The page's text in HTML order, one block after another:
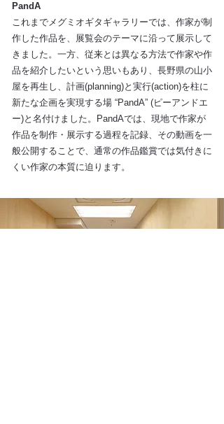
PandA
これまでメグミオギタギャラリーでは、作家が制
作した作品を、展覧会のテーマに沿って展示して
きました。一方、従来とは異なる方法で作家や作
品を紹介したいという思いもあり、長野県の山小
屋を再生し、計画(planning)と実行(action)を柱に
新たな企画を実現する場 “PandA” (ピーアンドエ
ー)と名付けました。PandAでは、現地で作家が
作品を制作・展示する過程を記録、その動画を一
般公開することで、通常の作品鑑賞では気付きに
くい作家の本質に迫ります。